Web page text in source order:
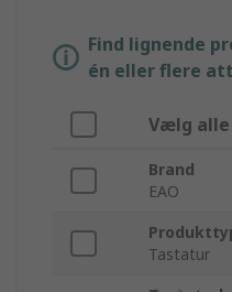
Find lignende
én eller flere
Vælg alle
Brand
EAO
Tastatur